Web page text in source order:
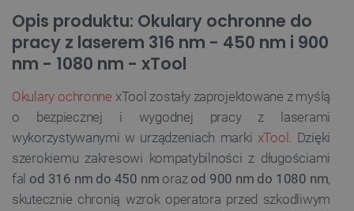
Opis produktu: Okulary ochronne do
pracy z laserem 316 nm - 450 nm i 900
nm - 1080 nm - xTool
Okulary ochronne xTool zostały zaprojektowane z myślą
o bezpiecznej i wygodnej pracy z laserami
wykorzystywanymi w urządzeniach marki xTool . Dzięki
szerokiemu zakresowi kompatybilności z długościami
fal od 316 nm do 450 nm oraz od 900 nm do 1080 nm,
skutecznie chronią wzrok operatora przed szkodliwym